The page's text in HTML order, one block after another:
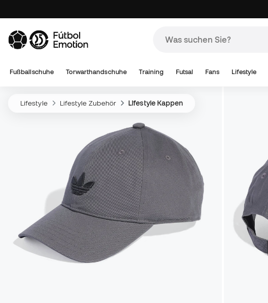
Fußballschuhe Torwarthandschuhe Training Futsal Fans Lifestyle
Lifestyle Lifestyle Zubehör Lifestyle Kappen